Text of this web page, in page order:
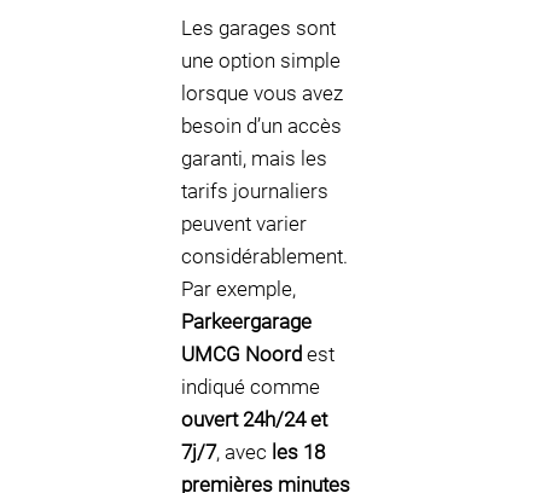
Les garages sont
une option simple
lorsque vous avez
besoin d’un accès
garanti, mais les
tarifs journaliers
peuvent varier
considérablement.
Par exemple,
Parkeergarage
UMCG Noord est
indiqué comme
ouvert 24h/24 et
7j/7, avec les 18
premières minutes